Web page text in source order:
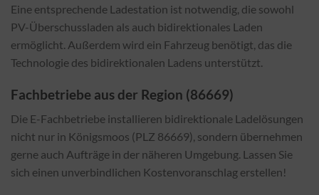
Eine entsprechende Ladestation ist notwendig, die sowohl
PV-Überschussladen als auch bidirektionales Laden
ermöglicht. Außerdem wird ein Fahrzeug benötigt, das die
Technologie des bidirektionalen Ladens unterstützt.
Fachbetriebe aus der Region (86669)
Die E-Fachbetriebe installieren bidirektionale Ladelösungen
nicht nur in Königsmoos (PLZ 86669), sondern übernehmen
gerne auch Aufträge in der näheren Umgebung. Lassen Sie
sich einen unverbindlichen Kostenvoranschlag erstellen!